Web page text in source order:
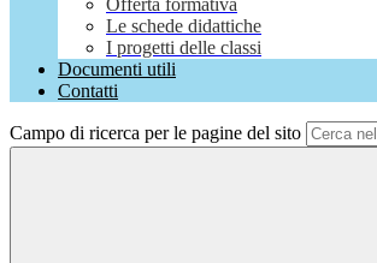
Offerta formativa
Le schede didattiche
I progetti delle classi
Documenti utili
Contatti
Campo di ricerca per le pagine del sito